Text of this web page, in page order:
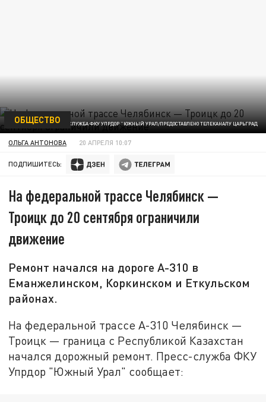
ФОТО: ПРЕСС-СЛУЖБА ФКУ УПРДОР "ЮЖНЫЙ УРАЛ/ПРЕДОСТАВЛЕНО ТЕЛЕКАНАЛУ ЦАРЬГРАД
ОБЩЕСТВО
ОЛЬГА АНТОНОВА 20 АПРЕЛЯ 10:07
ПОДПИШИТЕСЬ:
На федеральной трассе Челябинск —
Троицк до 20 сентября ограничили
движение
Ремонт начался на дороге А-310 в
Еманжелинском, Коркинском и Еткульском
районах.
На федеральной трассе А-310 Челябинск —
Троицк — граница с Республикой Казахстан
начался дорожный ремонт. Пресс-служба ФКУ
Упрдор "Южный Урал" сообщает: